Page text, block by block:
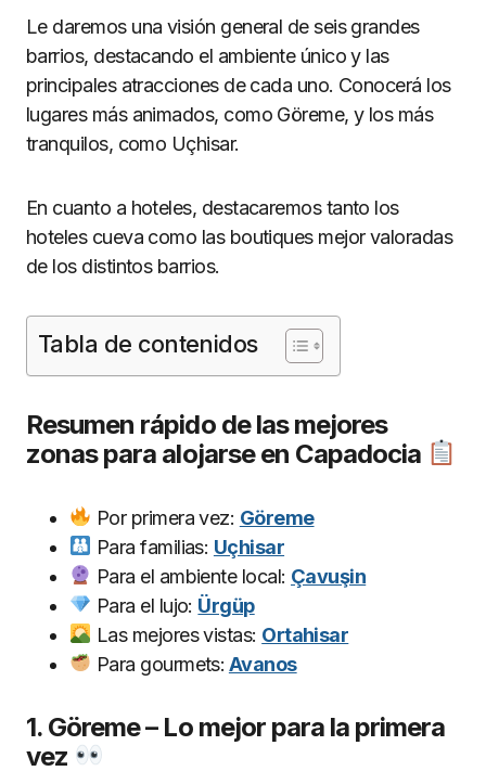
Le daremos una visión general de seis grandes
barrios, destacando el ambiente único y las
principales atracciones de cada uno. Conocerá los
lugares más animados, como Göreme, y los más
tranquilos, como Uçhisar.
En cuanto a hoteles, destacaremos tanto los
hoteles cueva como las boutiques mejor valoradas
de los distintos barrios.
Tabla de contenidos
Resumen rápido de las mejores
zonas para alojarse en Capadocia
Por primera vez: Göreme
Para familias: Uçhisar
Para el ambiente local: Çavuşin
Para el lujo: Ürgüp
Las mejores vistas: Ortahisar
Para gourmets: Avanos
1. Göreme – Lo mejor para la primera
vez